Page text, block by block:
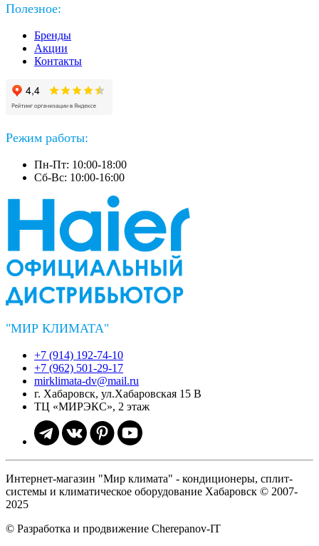
Полезное:
Бренды
Акции
Контакты
Режим работы:
Пн-Пт: 10:00-18:00
Сб-Вс: 10:00-16:00
"МИР КЛИМАТА"
+7 (914) 192-74-10
+7 (962) 501-29-17
mirklimata-dv@mail.ru
г. Хабаровск, ул.Хабаровская 15 В
ТЦ «МИРЭКС», 2 этаж
Интернет-магазин "Мир климата" - кондиционеры, сплит-
системы и климатическое оборудование Хабаровск © 2007-
2025
© Разработка и продвижение Cherepanov-IT